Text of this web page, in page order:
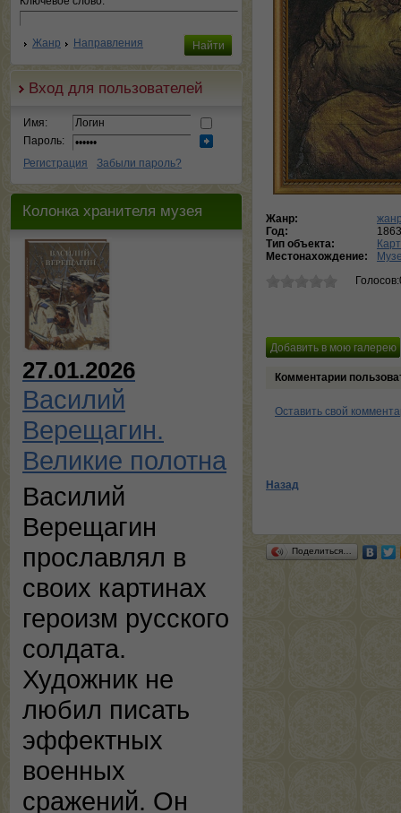
Жанр Направления
Вход для пользователей
Имя:
Пароль:
Регистрация
Забыли пароль?
Колонка хранителя музея
27.01.2026
Василий
Верещагин.
Великие полотна
Василий
Верещагин
прославлял в
своих картинах
героизм русского
солдата.
Художник не
любил писать
эффектных
военных
сражений. Он
Жанр:
Год:
Тип объекта:
Местонахождение:
Комментарии
Оставить свой
Назад
Поделиться…